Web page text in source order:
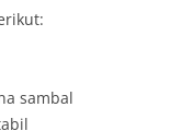
sambal